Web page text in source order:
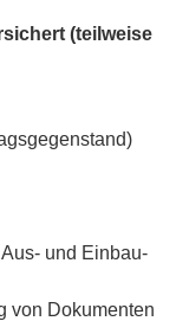
(teilweise
Aus- und Einbau­
von Dokumenten